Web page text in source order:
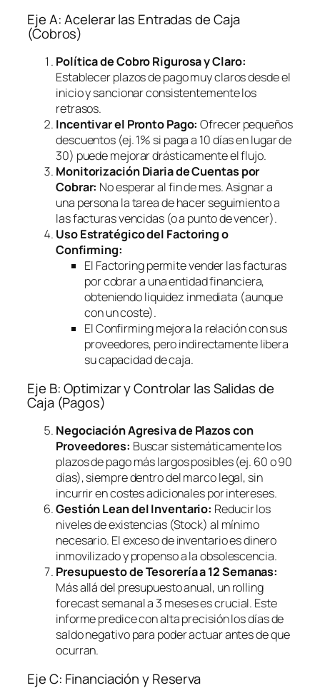
Eje A: Acelerar las Entradas de Caja
(Cobros)
Política de Cobro Rigurosa y Claro:
Establecer plazos de pago muy claros desde el
inicio y sancionar consistentemente los
retrasos.
Incentivar el Pronto Pago: Ofrecer pequeños
descuentos (ej. 1% si paga a 10 días en lugar de
30) puede mejorar drásticamente el flujo.
Monitorización Diaria de Cuentas por
Cobrar: No esperar al fin de mes. Asignar a
una persona la tarea de hacer seguimiento a
las facturas vencidas (o a punto de vencer).
Uso Estratégico del Factoringo
Confirming:
El Factoringpermite vender las facturas
por cobrar a una entidad financiera,
obteniendo liquidez inmediata (aunque
con un coste).
ElConfirmingmejora la relación con sus
proveedores, pero indirectamente libera
su capacidad de caja.
Eje B: Optimizar y Controlar las Salidas de
Caja (Pagos)
Negociación Agresiva de Plazos con
Proveedores: Buscar sistemáticamente los
plazos de pago más largos posibles (ej. 60 o 90
días), siempre dentro del marco legal, sin
incurrir en costes adicionales por intereses.
Gestión Lean del Inventario: Reducir los
niveles de existencias (Stock) al mínimo
necesario. El exceso de inventario es dinero
inmovilizado y propenso a la obsolescencia.
Presupuesto de Tesorería a 12 Semanas:
Más allá del presupuesto anual, unrolling
forecastsemanal a 3 meses es crucial. Este
informe predice con alta precisión los días de
saldo negativo para poder actuar antes de que
ocurran.
Eje C: Financiación y Reserva